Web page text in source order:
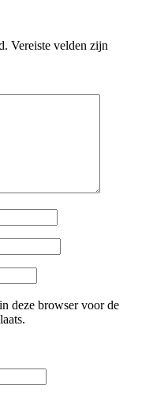
Vereiste velden zijn
deze browser voor de